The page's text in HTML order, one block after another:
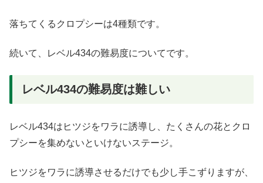
落ちてくるクロプシーは4種類です。
続いて、レベル434の難易度についてです。
レベル434の難易度は難しい
レベル434はヒツジをワラに誘導し、たくさんの花とクロ
プシーを集めないといけないステージ。
ヒツジをワラに誘導させるだけでも少し手こずりますが、